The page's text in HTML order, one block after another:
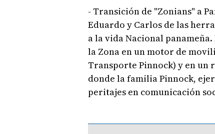
- Transición de "Zonians" a
Eduardo y Carlos de las
a la vida Nacional
la Zona en un motor de
Transporte Pinnock) y en un
donde la familia Pinnock,
peritajes en comunicación